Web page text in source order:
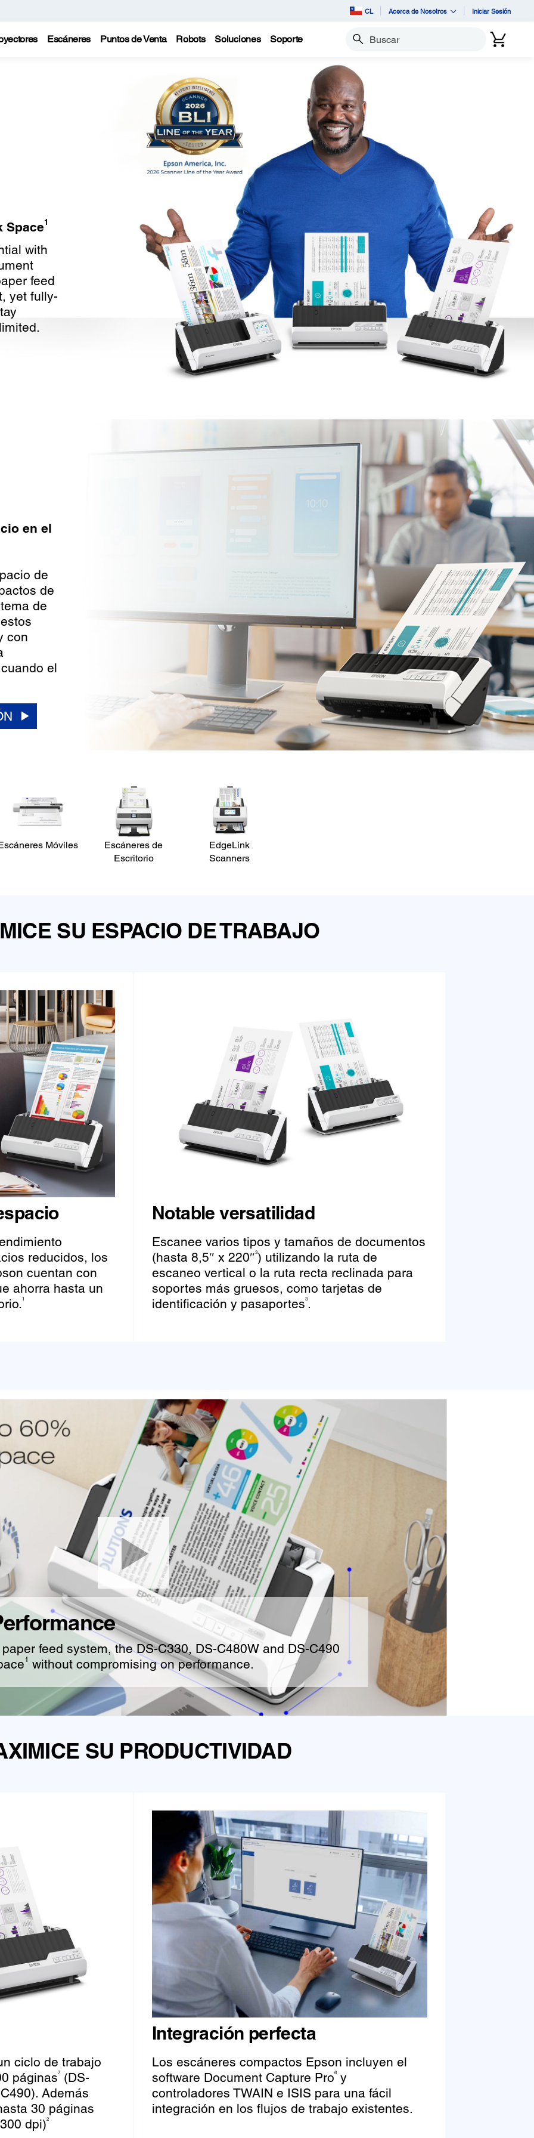
CL Acerca de Nosotros Iniciar Sesión
Escáneres Puntos de Venta Robots Soluciones Soporte Buscar
Space1
with
feed
yet fully-
en el
de
de
de
con
el
Móviles
Escáneres de
Escritorio
EdgeLink
Scanners
SU ESPACIO DE TRABAJO
reducidos, los
cuentan con
ahorra hasta un
1
Notable versatilidad
Escanee varios tipos y tamaños de documentos
(hasta 8,5″ x 220″3) utilizando la ruta de
escaneo vertical o la ruta recta reclinada para
soportes más gruesos, como tarjetas de
identificación y pasaportes3.
feed system, the DS-C330, DS-C480W and DS-C490
1 without compromising on performance.
SU PRODUCTIVIDAD
ciclo de trabajo
páginas7(DS-
Además
30 páginas
dpi)2
Integración perfecta
Los escáneres compactos Epson incluyen el
software Document Capture Pro6y
controladores TWAIN e ISIS para una fácil
integración en los flujos de trabajo existentes.